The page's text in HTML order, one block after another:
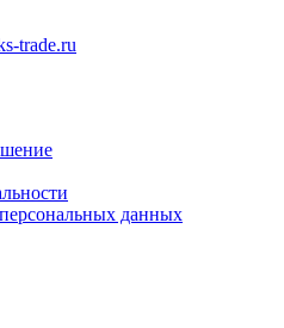
trade.ru
данных